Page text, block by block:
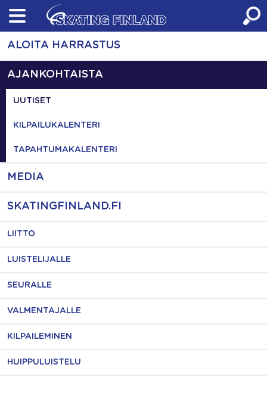
Skip
content
ALOITA HARRASTUS
AJANKOHTAISTA
UUTISET
KILPAILUKALENTERI
TAPAHTUMAKALENTERI
MEDIA
SKATINGFINLAND.FI
LIITTO
LUISTELIJALLE
SEURALLE
VALMENTAJALLE
KILPAILEMINEN
HUIPPULUISTELU